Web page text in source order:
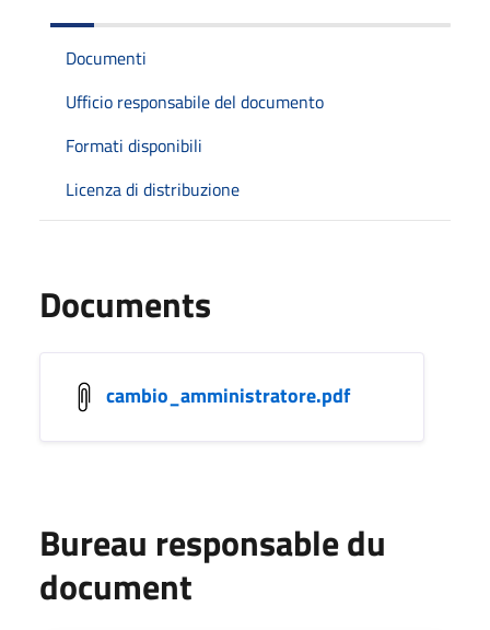
Documenti
Ufficio responsabile del documento
Formati disponibili
Licenza di distribuzione
Documents
cambio_amministratore.pdf
Bureau responsable du
document